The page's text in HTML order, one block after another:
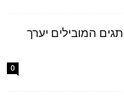
המובילים יערך
0